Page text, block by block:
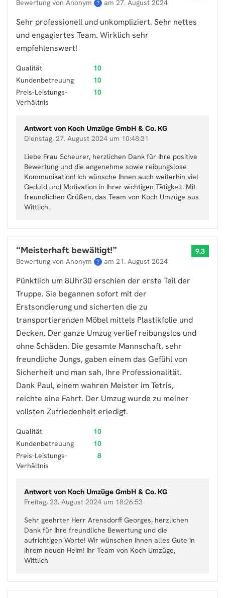
Bewertung von Anonym ? am 27. August 2024
Sehr professionell und unkompliziert. Sehr nettes
und engagiertes Team. Wirklich sehr
empfehlenswert!
Qualität
10
Kundenbetreuung
10
Preis-Leistungs-
Verhältnis
10
Antwort von Koch Umzüge GmbH & Co. KG
Dienstag, 27. August 2024 um 10:48:31
Liebe Frau Scheurer, herzlichen Dank für Ihre positive
Bewertung und die angenehme sowie reibungslose
Kommunikation! Ich wünsche Ihnen auch weiterhin viel
Geduld und Motivation in Ihrer wichtigen Tätigkeit. Mit
freundlichen Grüßen, das Team von Koch Umzüge aus
Wittlich.
“Meisterhaft bewältigt!”
Bewertung von Anonym ? am 21. August 2024
9.3
Pünktlich um 8Uhr30 erschien der erste Teil der
Truppe. Sie begannen sofort mit der
Erstsondierung und sicherten die zu
transportierenden Möbel mittels Plastikfolie und
Decken. Der ganze Umzug verlief reibungslos und
ohne Schäden. Die gesamte Mannschaft, sehr
freundliche Jungs, gaben einem das Gefühl von
Sicherheit und man sah, Ihre Professionalität.
Dank Paul, einem wahren Meister im Tetris,
reichte eine Fahrt. Der Umzug wurde zu meiner
vollsten Zufriedenheit erledigt.
Qualität
10
Kundenbetreuung
10
Preis-Leistungs-
Verhältnis
8
Antwort von Koch Umzüge GmbH & Co. KG
Freitag, 23. August 2024 um 18:26:53
Sehr geehrter Herr Arensdorff Georges, herzlichen
Dank für Ihre freundliche Bewertung und die
aufrichtigen Worte! Wir wünschen Ihnen alles Gute in
Ihrem neuen Heim! Ihr Team von Koch Umzüge,
Wittlich